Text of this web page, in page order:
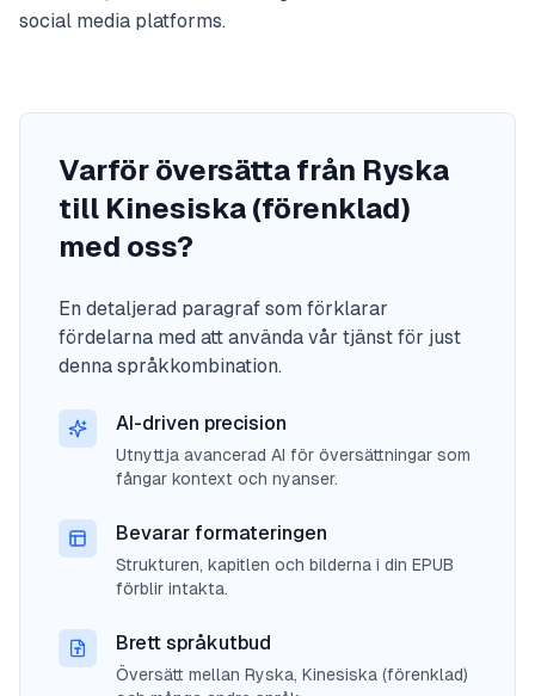
social media platforms.
Varför översätta från Ryska
till Kinesiska (förenklad)
med oss?
En detaljerad paragraf som förklarar
fördelarna med att använda vår tjänst för just
denna språkkombination.
AI-driven precision
Utnyttja avancerad AI för översättningar som
fångar kontext och nyanser.
Bevarar formateringen
Strukturen, kapitlen och bilderna i din EPUB
förblir intakta.
Brett språkutbud
Översätt mellan Ryska, Kinesiska (förenklad)